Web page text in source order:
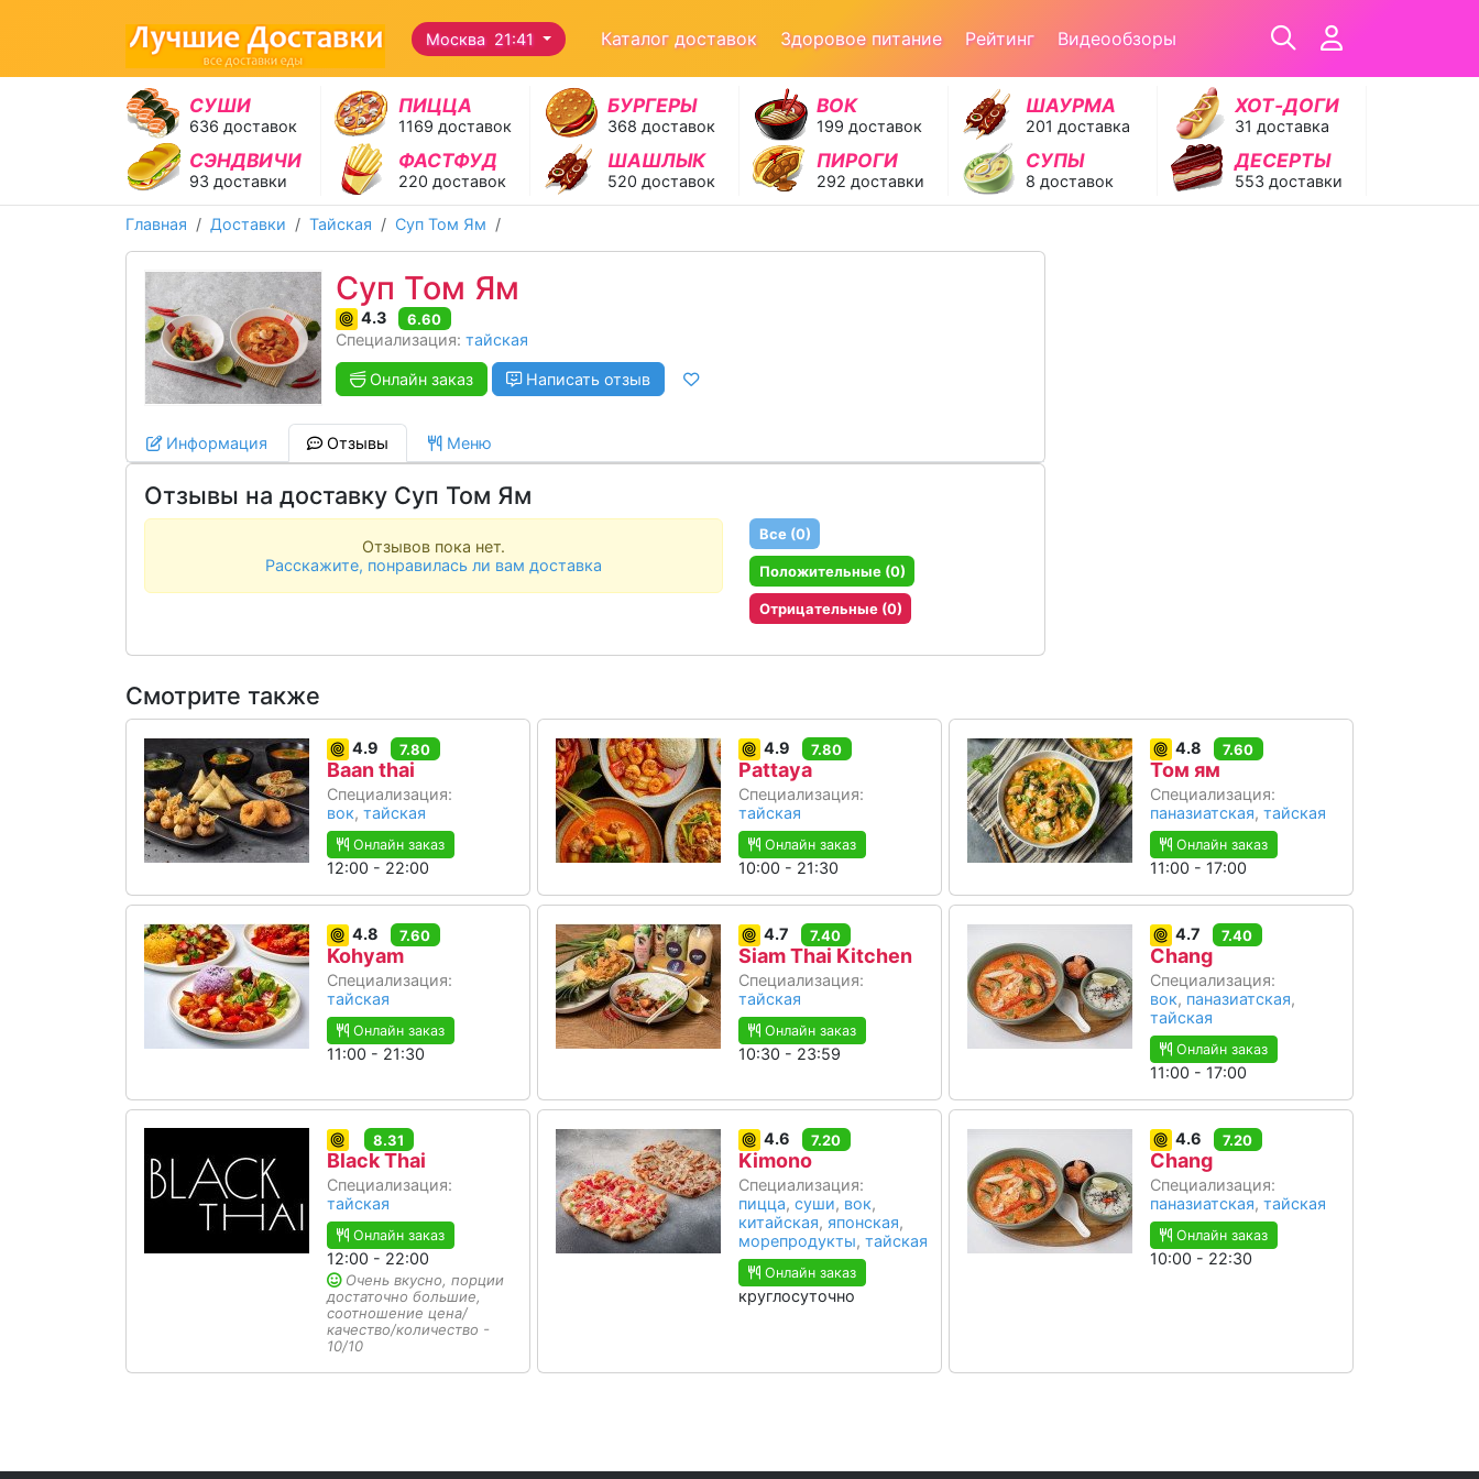
Москва 21:41 Каталог доставок Здоровое питание Рейтинг Видеообзоры
СУШИ
636 доставок
ПИЦЦА
1169 доставок
БУРГЕРЫ
368 доставок
ВОК
199 доставок
ШАУРМА
201 доставка
ХОТ‑ДОГИ
31 доставка
СЭНДВИЧИ
93 доставки
ФАСТФУД
220 доставок
ШАШЛЫК
520 доставок
ПИРОГИ
292 доставки
СУПЫ
8 доставок
ДЕСЕРТЫ
553 доставки
Главная Доставки Тайская Суп Том Ям
Суп Том Ям
4.3 6.60
Специализация: тайская
Онлайн заказ Написать отзыв
Информация Отзывы Меню
Отзывы на доставку Суп Том Ям
Отзывов пока нет.
Расскажите, понравилась ли вам доставка
Все (0)
Положительные (0)
Отрицательные (0)
Смотрите также
4.9 7.80
Baan thai
Специализация:
вок, тайская
Онлайн заказ
12:00 - 22:00
4.9 7.80
Pattaya
Специализация:
тайская
Онлайн заказ
10:00 - 21:30
4.8 7.60
Том ям
Специализация:
паназиатская, тайская
Онлайн заказ
11:00 - 17:00
4.8 7.60
Kohyam
Специализация:
тайская
Онлайн заказ
11:00 - 21:30
4.7 7.40
Siam Thai Kitchen
Специализация:
тайская
Онлайн заказ
10:30 - 23:59
4.7 7.40
Chang
Специализация:
вок, паназиатская,
тайская
Онлайн заказ
11:00 - 17:00
8.31
Black Thai
Специализация:
тайская
Онлайн заказ
12:00 - 22:00
Очень вкусно, порции
достаточно большие,
соотношение цена/
качество/количество -
10/10
4.6 7.20
Kimono
Специализация:
пицца, суши, вок,
китайская, японская,
морепродукты, тайская
Онлайн заказ
круглосуточно
4.6 7.20
Chang
Специализация:
паназиатская, тайская
Онлайн заказ
10:00 - 22:30